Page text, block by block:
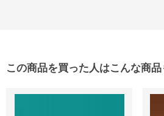
この商品を買った人はこんな商